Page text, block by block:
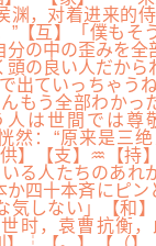
渊，对着进来的
”【互】「僕もそ
分の中の歪みを
頭の良い人だか
出ていっちゃう
もう全部わかっ
は世間では尊
“原来是三绝
】【支】♒【持
る人たちのあれ
か四十本斉にピン
気しない」【
时，袁曹抗衡